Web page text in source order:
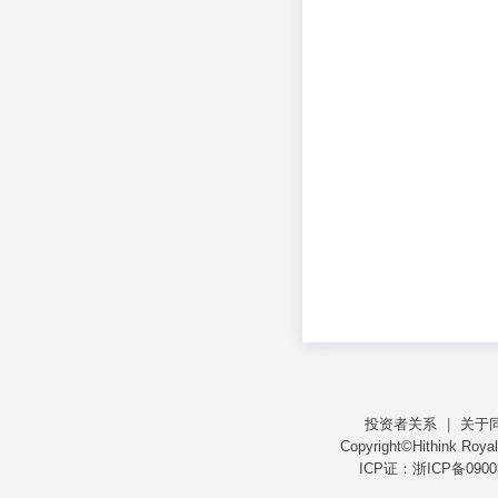
投资者关系
关于
Copyright©Hithink
ICP证：浙ICP备